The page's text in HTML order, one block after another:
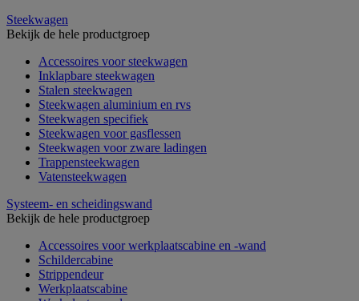
Steekwagen
Bekijk de hele productgroep
Accessoires voor steekwagen
Inklapbare steekwagen
Stalen steekwagen
Steekwagen aluminium en rvs
Steekwagen specifiek
Steekwagen voor gasflessen
Steekwagen voor zware ladingen
Trappensteekwagen
Vatensteekwagen
Systeem- en scheidingswand
Bekijk de hele productgroep
Accessoires voor werkplaatscabine en -wand
Schildercabine
Strippendeur
Werkplaatscabine